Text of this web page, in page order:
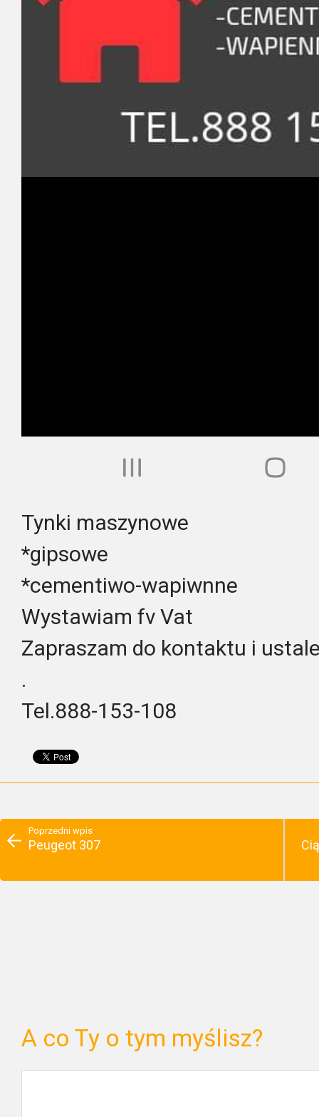
Tynki maszynowe
*gipsowe
*cementiwo-wapiwnne
Wystawiam fv Vat
Zapraszam do kontaktu i
.
Tel.888-153-108
Poprzedni wpis
Peugeot 307
A co Ty o tym myślisz?